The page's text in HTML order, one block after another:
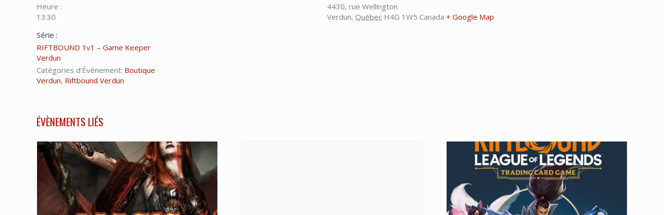
Heure :
13:30
Série :
RIFTBOUND 1v1 – Game Keeper
Verdun
Catégories d’Évènement: Boutique
Verdun, Riftbound Verdun
4430, rue Wellington
Verdun, Québec H4G 1W5 Canada + Google Map
ÉVÈNEMENTS LIÉS